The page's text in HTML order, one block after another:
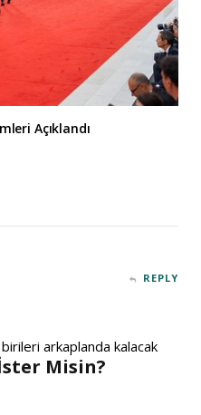
Açıklandı
REPLY
arkaplanda kalacak
Misin?